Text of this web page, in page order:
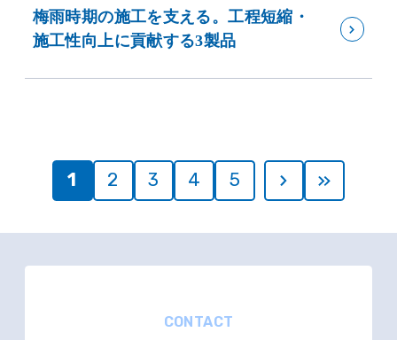
梅雨時期の施工を支える。工程短縮・
施工性向上に貢献する3製品
1 2 3 4 5
CONTACT